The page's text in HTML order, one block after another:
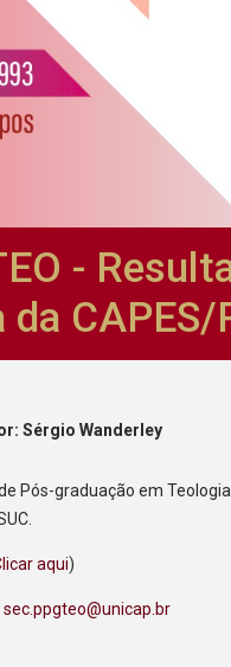
-
da CAPES/
: Sérgio Wanderley
Pós-graduação em
aqui)
sec.ppgteo@unicap.br